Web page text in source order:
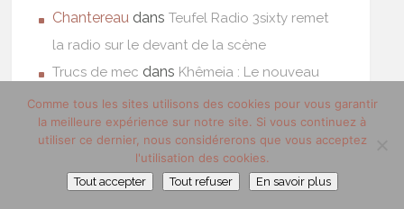
Chantereau dansTeufel Radio 3sixty remet
la radio sur le devant de la scène
Trucs de mec dans Khêmeia : Le nouveau
visage du whisky français.
AbaddansKhêmeia : Le nouveau visage du
whisky français.
Comme tous les sites utilisons des cookies pour vous garantir
la meilleure expérience sur notre site. Si vous continuez à
utiliser ce dernier, nous considérerons que vous acceptez
l'utilisation des cookies.
Tout accepter Tout refuser En savoir plus